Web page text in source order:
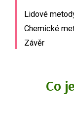
Lidové
Chemické
Závěr
Co